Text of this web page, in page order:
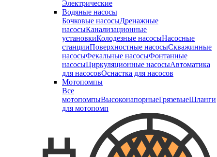
Электрические
Водяные насосы
Бочковые насосыДренажные
насосыКанализационные
установкиКолодезные насосыНасосные
станцииПоверхностные насосыСкважинные
насосыФекальные насосыФонтанные
насосыЦиркуляционные насосыАвтоматика
для насосовОснастка для насосов
Мотопомпы
Все
мотопомпыВысоконапорныеГрязевыеШланги
для мотопомп